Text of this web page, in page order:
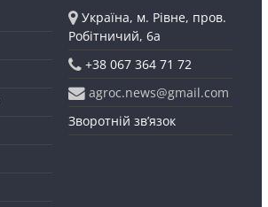
Україна, м. Рівне, пров.
Робітничий, 6а
+38 067 364 71 72
agroc.news@gmail.com
Зворотній зв’язок